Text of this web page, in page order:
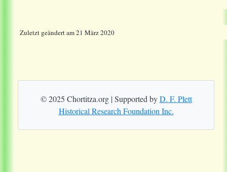
Zuletzt geändert am 21 März 2020
© 2025 Chortitza.org | Supported byD. F. Plett
Historical Research Foundation Inc.